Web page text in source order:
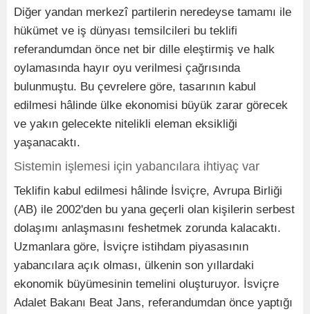
Diğer yandan merkezî partilerin neredeyse tamamı ile
hükümet ve iş dünyası temsilcileri bu teklifi
referandumdan önce net bir dille eleştirmiş ve halk
oylamasında hayır oyu verilmesi çağrısında
bulunmuştu. Bu çevrelere göre, tasarının kabul
edilmesi hâlinde ülke ekonomisi büyük zarar görecek
ve yakın gelecekte nitelikli eleman eksikliği
yaşanacaktı.
Sistemin işlemesi için yabancılara ihtiyaç var
Teklifin kabul edilmesi hâlinde İsviçre, Avrupa Birliği
(AB) ile 2002'den bu yana geçerli olan kişilerin serbest
dolaşımı anlaşmasını feshetmek zorunda kalacaktı.
Uzmanlara göre, İsviçre istihdam piyasasının
yabancılara açık olması, ülkenin son yıllardaki
ekonomik büyümesinin temelini oluşturuyor. İsviçre
Adalet Bakanı Beat Jans, referandumdan önce yaptığı